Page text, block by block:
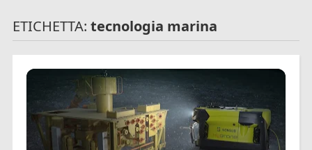
ETICHETTA:tecnologia marina